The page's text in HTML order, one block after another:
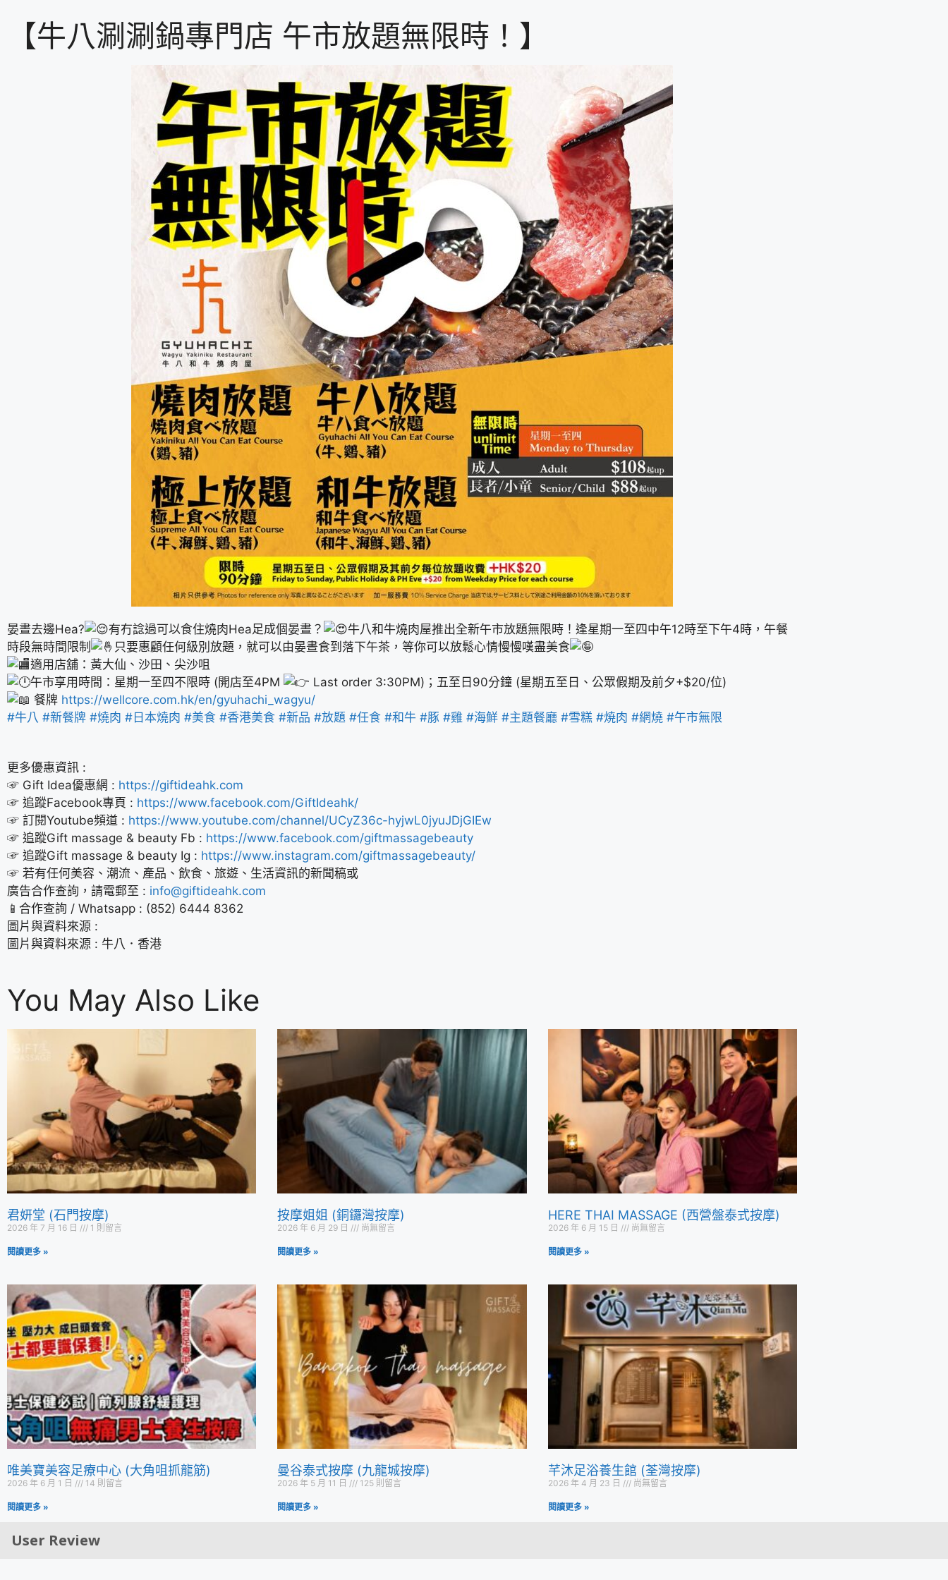
【牛八涮涮鍋專門店 午市放題無限時！】
晏晝去邊Hea? 有冇諗過可以食住燒肉Hea足成個晏晝？
牛八和牛燒肉屋推出全新午市放題無限時！逢星期一至四中午12時至下午4時，午餐
時段無時間限制
只要惠顧任何級別放題，就可以由晏晝食到落下午茶，等你可以放鬆心情慢慢嘆盡美食
適用店舖：黃大仙、沙田、尖沙咀
午市享用時間：星期一至四不限時 (開店至4PM
Last order 3:30PM)；五至日90分鐘 (星期五至日、公眾假期及前夕+$20/位)
餐牌 https://wellcore.com.hk/en/gyuhachi_wagyu/
#牛八 #新餐牌 #燒肉 #日本燒肉 #美食 #香港美食 #新品 #放題 #任食 #和牛 #豚 #雞 #海鮮 #主題餐廳 #雪糕 #焼肉 #網燒 #午市無限
更多優惠資訊 :
☞ Gift Idea優惠網 : https://giftideahk.com
☞ 追蹤Facebook專頁 : https://www.facebook.com/GiftIdeahk/
☞ 訂閱Youtube頻道 : https://www.youtube.com/channel/UCyZ36c-hyjwL0jyuJDjGIEw
☞ 追蹤Gift massage & beauty Fb : https://www.facebook.com/giftmassagebeauty
☞ 追蹤Gift massage & beauty Ig : https://www.instagram.com/giftmassagebeauty/
☞ 若有任何美容、潮流、產品、飲食、旅遊、生活資訊的新聞稿或
廣告合作查詢，請電郵至 : info@giftideahk.com
📱合作查詢 / Whatsapp : (852) 6444 8362
圖片與資料來源 :
圖片與資料來源 : 牛八．香港
You May Also Like
君妍堂 (石門按摩)
2026 年 7 月 16 日 1 則留言
閱讀更多 »
按摩姐姐 (銅鑼灣按摩)
2026 年 6 月 29 日 尚無留言
閱讀更多 »
HERE THAI MASSAGE (西營盤泰式按摩)
2026 年 6 月 15 日 尚無留言
閱讀更多 »
唯美寶美容足療中心 (大角咀抓龍筋)
2026 年 6 月 1 日 14 則留言
閱讀更多 »
曼谷泰式按摩 (九龍城按摩)
2026 年 5 月 11 日 125 則留言
閱讀更多 »
芊沐足浴養生館 (荃灣按摩)
2026 年 4 月 23 日 尚無留言
閱讀更多 »
User Review